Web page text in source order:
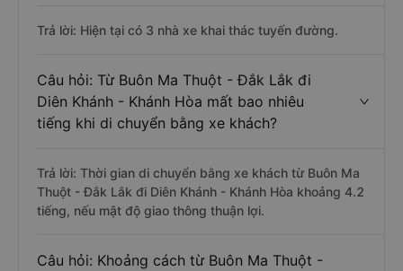
Trả lời: Hiện tại có 3 nhà xe khai thác tuyến đường.
Câu hỏi: Từ Buôn Ma Thuột - Đắk Lắk đi
Diên Khánh - Khánh Hòa mất bao nhiêu
tiếng khi di chuyển bằng xe khách?
Trả lời: Thời gian di chuyển bằng xe khách từ Buôn Ma
Thuột - Đắk Lắk đi Diên Khánh - Khánh Hòa khoảng 4.2
tiếng, nếu mật độ giao thông thuận lợi.
Câu hỏi: Khoảng cách từ Buôn Ma Thuột -